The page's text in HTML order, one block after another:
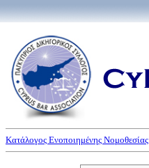
Κατάλογος Ενοποιημένης Νομοθεσίας